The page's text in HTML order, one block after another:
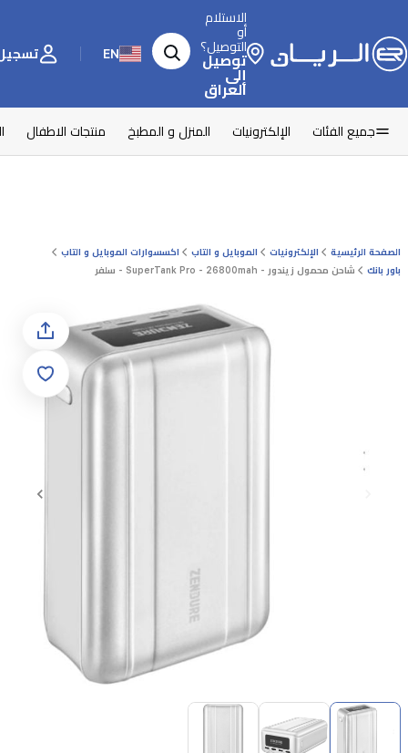
الاستلام
أو
التوصيل؟
توصيل
إلى
العراق
EN تسجيل
جميع الفئات الإلكترونيات المنزل و المطبخ منتجات الاطفال
الصفحة الرئيسية الإلكترونيات الموبايل و التاب
اكسسوارات الموبايل و التاب
باور بانك
شاحن محمول زيندور - SuperTank Pro - 26800mah - سلفر
Item